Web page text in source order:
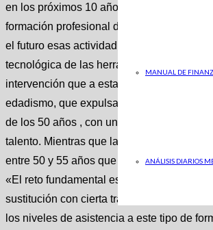
MANUAL DE
ANÁLISIS DIARIOS
en los próximos 10 años en España
formación profesional dua l como el
el futuro esas actividad con un grado de
tecnológica de las herramientas de
intervención que a estas carencias
edadismo, que expulsa de forma cuasi
de los 50 años , con un escaso nivel de
talento. Mientras que las empresas se
entre 50 y 55 años que pierden su
«El reto fundamental está en la
sustitución con cierta tranquilidad»,
los niveles de asistencia a este tipo de